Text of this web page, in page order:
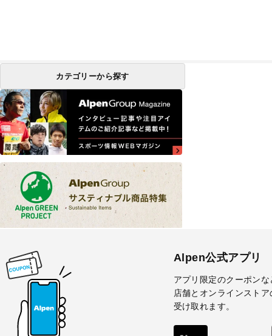
カテゴリーから探す
Alpen公式アプリ
アプリ限定のクーポンな
店舗とオンラインスト
受け取れます。